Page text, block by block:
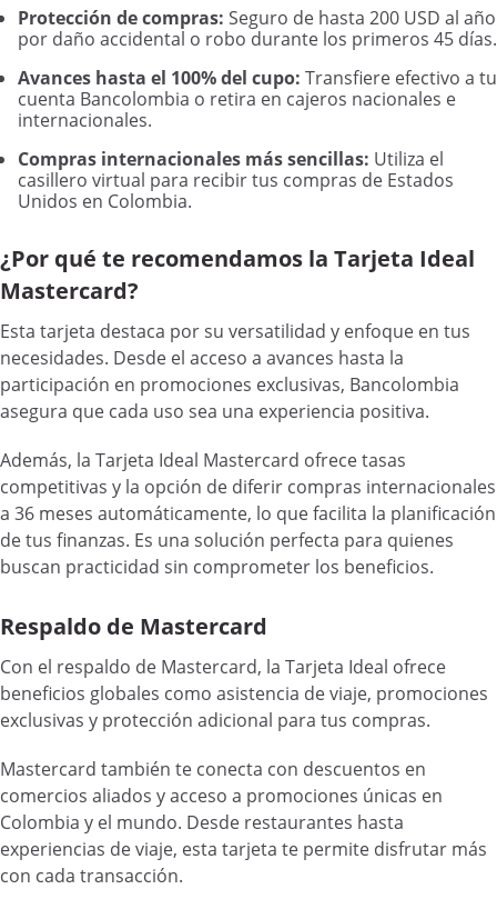
Protección de compras: Seguro de hasta 200 USD al año
por daño accidental o robo durante los primeros 45 días.
Avances hasta el 100% del cupo: Transfiere efectivo a tu
cuenta Bancolombia o retira en cajeros nacionales e
internacionales.
Compras internacionales más sencillas: Utiliza el
casillero virtual para recibir tus compras de Estados
Unidos en Colombia.
¿Por qué te recomendamos la Tarjeta Ideal
Mastercard?
Esta tarjeta destaca por su versatilidad y enfoque en tus
necesidades. Desde el acceso a avances hasta la
participación en promociones exclusivas, Bancolombia
asegura que cada uso sea una experiencia positiva.
Además, la Tarjeta Ideal Mastercard ofrece tasas
competitivas y la opción de diferir compras internacionales
a 36 meses automáticamente, lo que facilita la planificación
de tus finanzas. Es una solución perfecta para quienes
buscan practicidad sin comprometer los beneficios.
Respaldo de Mastercard
Con el respaldo de Mastercard, la Tarjeta Ideal ofrece
beneficios globales como asistencia de viaje, promociones
exclusivas y protección adicional para tus compras.
Mastercard también te conecta con descuentos en
comercios aliados y acceso a promociones únicas en
Colombia y el mundo. Desde restaurantes hasta
experiencias de viaje, esta tarjeta te permite disfrutar más
con cada transacción.